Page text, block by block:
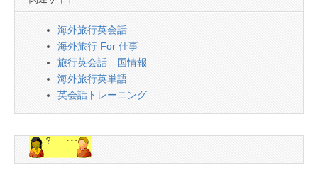
海外旅行英会話
海外旅行 For 仕事
旅行英会話 国情報
海外旅行英単語
英会話トレーニング